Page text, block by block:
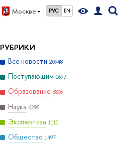
Москве РУС EN
РУБРИКИ
Все новости 20948
Поступающим 1697
Образование 3806
Наука 6295
Экспертиза 1110
Общество 1497